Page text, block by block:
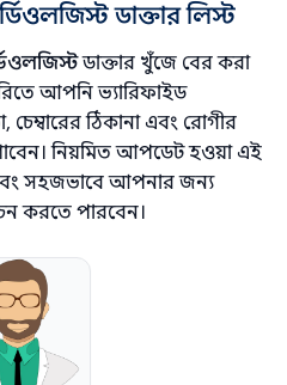
ডাক্তার লিস্ট
ডাক্তার খুঁজে বের করা
আপনি ভ্যারিফাইড
চেম্বারের ঠিকানা এবং রোগীর
নিয়মিত আপডেট হওয়া এই
সহজভাবে আপনার জন্য
করতে পারবেন।